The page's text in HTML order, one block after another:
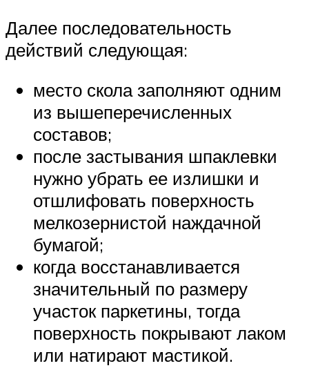
Далее последовательность
действий следующая:
место скола заполняют одним
из вышеперечисленных
составов;
после застывания шпаклевки
нужно убрать ее излишки и
отшлифовать поверхность
мелкозернистой наждачной
бумагой;
когда восстанавливается
значительный по размеру
участок паркетины, тогда
поверхность покрывают лаком
или натирают мастикой.